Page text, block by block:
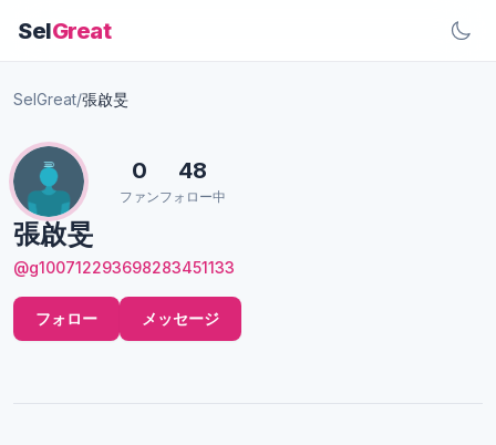
SelGreat
SelGreat/張啟旻
張啟旻
@g100712293698283451133
0
ファン
48
フォロー中
フォロー メッセージ